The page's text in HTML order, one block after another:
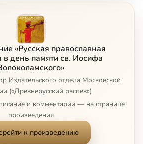
2:26
Иосифу 1:01
радуйся
«Русская православная
в день памяти св. Иосифа
Издательского отдела Московской
(«Древнерусский распев»)
и комментарии — на странице
произведения
к произведению